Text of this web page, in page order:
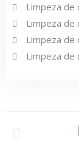
Limpeza de
Limpeza de
Limpeza de
Limpeza de